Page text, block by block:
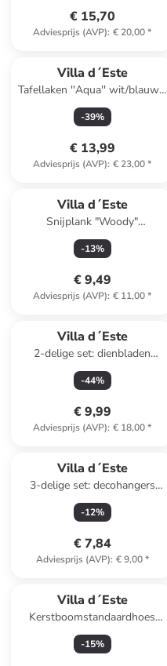
€ 15,70
Adviesprijs (AVP): € 20,00*
Villa d´Este
Tafellaken ''Aqua'' wit/blauw -
(L)140 x (B)240 cm
-39%
€ 13,99
Adviesprijs (AVP): € 23,00*
Villa d´Este
Snijplank "Woody"
bruin/zwart - (L)33 x (B)20 cm
-13%
€ 9,49
Adviesprijs (AVP): € 11,00*
Villa d´Este
2-delige set: dienbladen
"Victionary" zwart/wit
-44%
€ 9,99
Adviesprijs (AVP): € 18,00*
Villa d´Este
3-delige set: decohangers
"Winter Village"
wit/meerkleurig - (L)6,5 x
-12%
€ 7,84
Adviesprijs (AVP): € 9,00*
Villa d´Este
Kerstboomstandaardhoes
"Xmas Fiocchi'' wit/rood -
(H)25 x Ø 60 cm
-15%